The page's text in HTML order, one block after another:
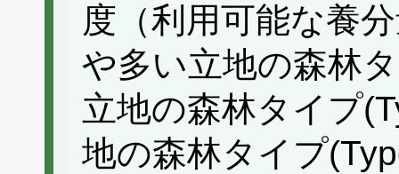
度（利用可能な養
や多い立地の森林
立地の森林タイプ
地の森林タイプ